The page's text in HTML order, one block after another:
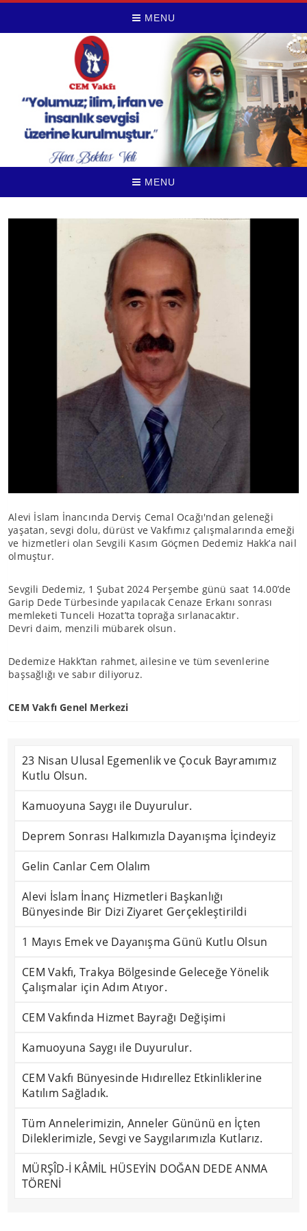
MENU
MENU
Alevi İslam İnancında Derviş Cemal Ocağı'ndan geleneği
yaşatan, sevgi dolu, dürüst ve Vakfımız çalışmalarında emeği
ve hizmetleri olan Sevgili Kasım Göçmen Dedemiz Hakk’a nail
olmuştur.
Sevgili Dedemiz, 1 Şubat 2024 Perşembe günü saat 14.00’de
Garip Dede Türbesinde yapılacak Cenaze Erkanı sonrası
memleketi Tunceli Hozat’ta toprağa sırlanacaktır.
Devri daim, menzili mübarek olsun.
Dedemize Hakk’tan rahmet, ailesine ve tüm sevenlerine
başsağlığı ve sabır diliyoruz.
CEM Vakfı Genel Merkezi
23 Nisan Ulusal Egemenlik ve Çocuk Bayramımız
Kutlu Olsun.
Kamuoyuna Saygı ile Duyurulur.
Deprem Sonrası Halkımızla Dayanışma İçindeyiz
Gelin Canlar Cem Olalım
Alevi İslam İnanç Hizmetleri Başkanlığı
Bünyesinde Bir Dizi Ziyaret Gerçekleştirildi
1 Mayıs Emek ve Dayanışma Günü Kutlu Olsun
CEM Vakfı, Trakya Bölgesinde Geleceğe Yönelik
Çalışmalar için Adım Atıyor.
CEM Vakfında Hizmet Bayrağı Değişimi
Kamuoyuna Saygı ile Duyurulur.
CEM Vakfı Bünyesinde Hıdırellez Etkinliklerine
Katılım Sağladık.
Tüm Annelerimizin, Anneler Gününü en İçten
Dileklerimizle, Sevgi ve Saygılarımızla Kutlarız.
MÜRŞÎD-İ KÂMİL HÜSEYİN DOĞAN DEDE ANMA
TÖRENİ